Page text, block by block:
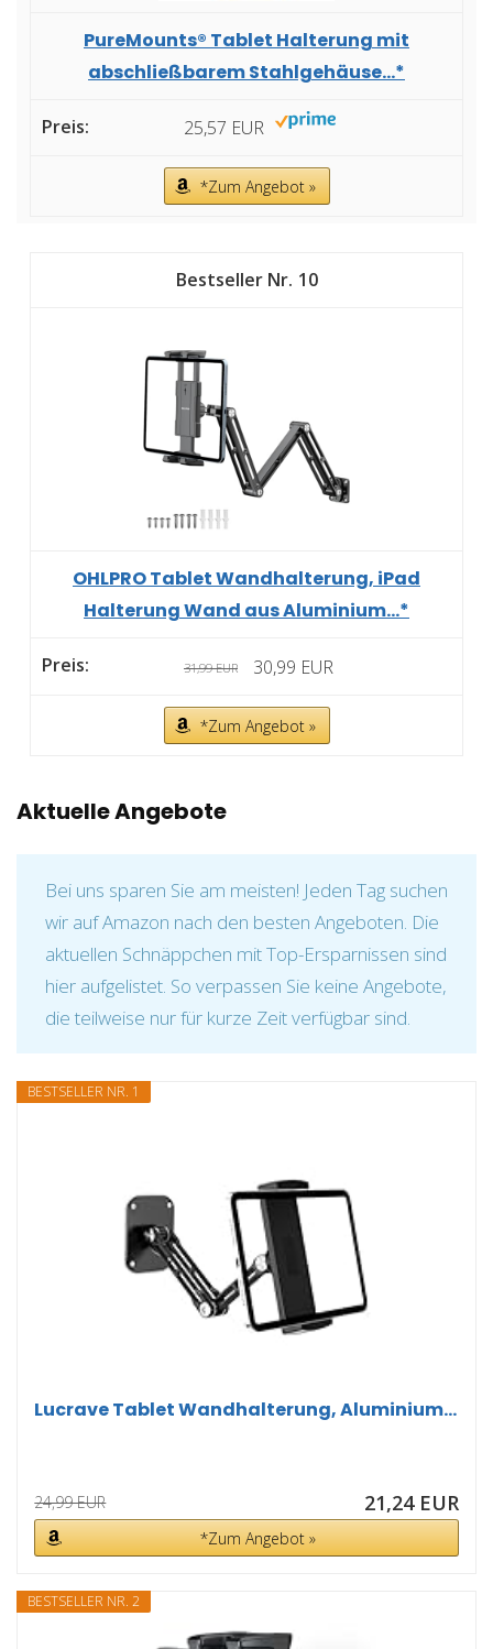
PureMounts® Tablet Halterung mit
abschließbarem Stahlgehäuse...*
25,57 EUR
*Zum Angebot »
10
OHLPRO Tablet Wandhalterung, iPad
Halterung Wand aus Aluminium...*
31,99 EUR 30,99 EUR
*Zum Angebot »
Aktuelle Angebote
Bei uns sparen Sie am meisten! Jeden Tag suchen
wir auf Amazon nach den besten Angeboten. Die
aktuellen Schnäppchen mit Top-Ersparnissen sind
hier aufgelistet. So verpassen Sie keine Angebote,
die teilweise nur für kurze Zeit verfügbar sind.
BESTSELLER NR. 1
Lucrave Tablet Wandhalterung, Aluminium...
24,99 EUR 21,24 EUR
*Zum Angebot »
BESTSELLER NR. 2